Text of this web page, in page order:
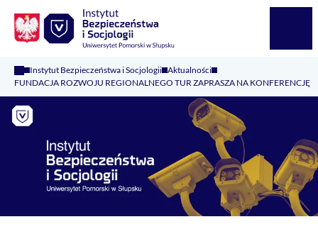
Instytut Bezpieczeństwa i Socjologii Aktualności
FUNDACJA ROZWOJU REGIONALNEGO TUR ZAPRASZA NA KONFERENCJĘ
Logo Kaliop Poland